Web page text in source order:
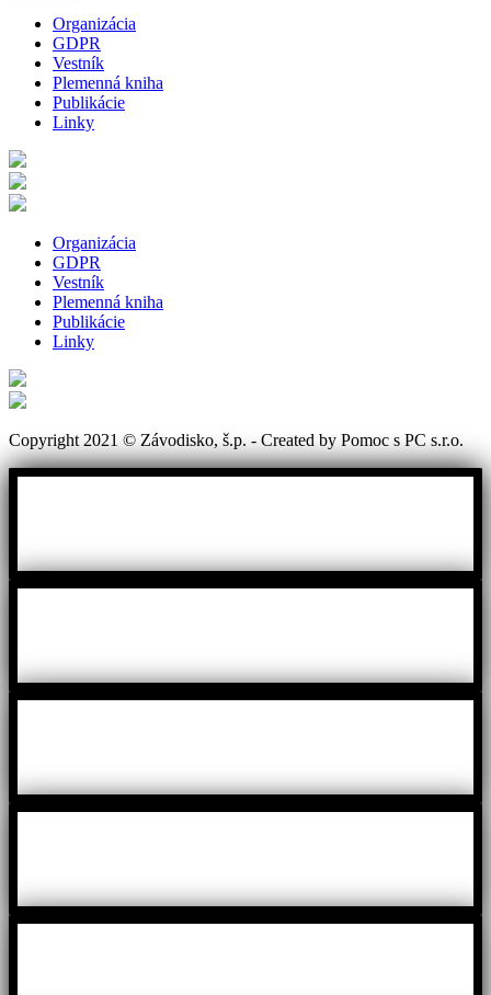
Organizácia
GDPR
Vestník
Plemenná kniha
Publikácie
Linky
Organizácia
GDPR
Vestník
Plemenná kniha
Publikácie
Linky
Copyright 2021 © Závodisko, š.p. - Created by Pomoc s PC s.r.o.